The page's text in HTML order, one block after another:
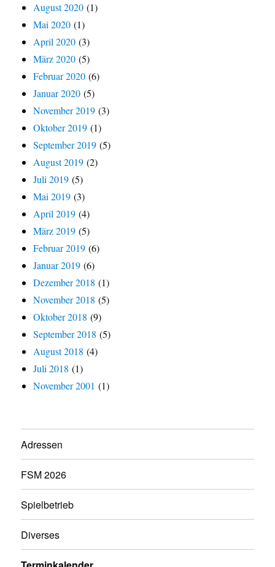
August 2020 (1)
Mai 2020 (1)
April 2020 (3)
März 2020 (5)
Februar 2020 (6)
Januar 2020 (5)
November 2019 (3)
Oktober 2019 (1)
September 2019 (5)
August 2019 (2)
Juli 2019 (5)
Mai 2019 (3)
April 2019 (4)
März 2019 (5)
Februar 2019 (6)
Januar 2019 (6)
Dezember 2018 (1)
November 2018 (5)
Oktober 2018 (9)
September 2018 (5)
August 2018 (4)
Juli 2018 (1)
November 2001 (1)
Adressen
FSM 2026
Spielbetrieb
Diverses